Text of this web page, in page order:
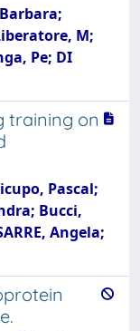
M;
Pe; DI
training on
Pascal;
Bucci,
Angela;